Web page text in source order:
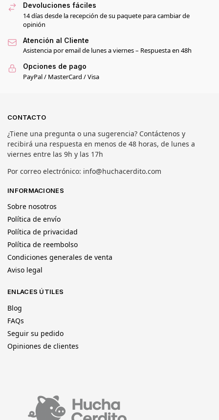
Devoluciones fáciles
14 días desde la recepción de su paquete para cambiar de
opinión
Atención al Cliente
Asistencia por email de lunes a viernes – Respuesta en 48h
Opciones de pago
PayPal / MasterCard / Visa
CONTACTO
¿Tiene una pregunta o una sugerencia? Contáctenos y
recibirá una respuesta en menos de 48 horas, de lunes a
viernes entre las 9h y las 17h
Por correo electrónico: info@huchacerdito.com
INFORMACIONES
Sobre nosotros
Política de envío
Política de privacidad
Política de reembolso
Condiciones generales de venta
Aviso legal
ENLACES ÚTILES
Blog
FAQs
Seguir su pedido
Opiniones de clientes